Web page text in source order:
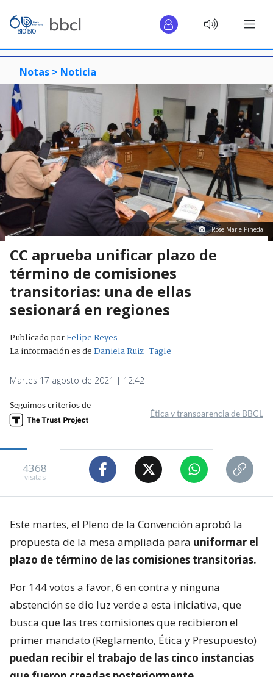
Notas > Noticia
Rose Marie Pineda
CC aprueba unificar plazo de
término de comisiones
transitorias: una de ellas
sesionará en regiones
Publicado porFelipe Reyes
La información es deDaniela Ruiz-Tagle
Martes 17 agosto de 2021 | 12:42
Seguimos criterios de
Ética y transparencia de BBCL
4368
visitas
Este martes, el Pleno de la Convención aprobó la
propuesta de la mesa ampliada para uniformar el
plazo de término de las comisiones transitorias.
Por 144 votos a favor, 6 en contra y ninguna
abstención se dio luz verde a esta iniciativa, que
busca que las tres comisiones que recibieron el
primer mandato (Reglamento, Ética y Presupuesto)
puedan recibir el trabajo de las cinco instancias